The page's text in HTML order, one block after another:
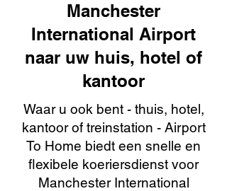
Manchester
International Airport
naar uw huis, hotel of
kantoor
Waar u ook bent - thuis, hotel,
kantoor of treinstation - Airport
To Home biedt een snelle en
flexibele koeriersdienst voor
Manchester International